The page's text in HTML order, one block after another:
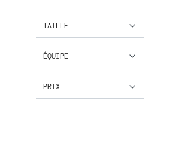
TAILLE
ÉQUIPE
PRIX